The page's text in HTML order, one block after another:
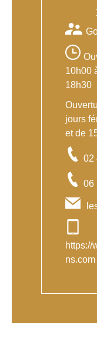
10h00
18h30
jours
et de
02
06
https://
ns.com